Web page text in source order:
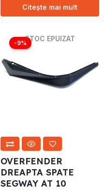
Citește mai mult
STOC EPUIZAT
-9%
OVERFENDER
DREAPTA SPATE
SEGWAY AT 10
inițial
115.00 lei.
curent
105.00